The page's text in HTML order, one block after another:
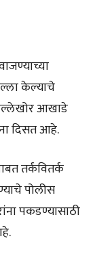
केल्याचे
आखाडे
दिसत आहे.
तर्कवितर्क
पोलीस
पकडण्यासाठी